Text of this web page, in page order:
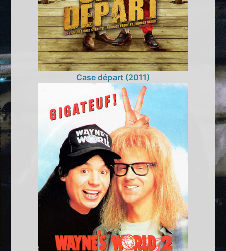
Case départ (2011)